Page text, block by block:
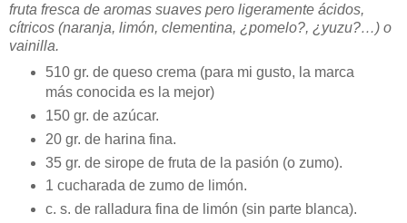
fruta fresca de aromas suaves pero ligeramente ácidos,
cítricos (naranja, limón, clementina, ¿pomelo?, ¿yuzu?…) o
vainilla.
510 gr. de queso crema (para mi gusto, la marca
más conocida es la mejor)
150 gr. de azúcar.
20 gr. de harina fina.
35 gr. de sirope de fruta de la pasión (o zumo).
1 cucharada de zumo de limón.
c. s. de ralladura fina de limón (sin parte blanca).